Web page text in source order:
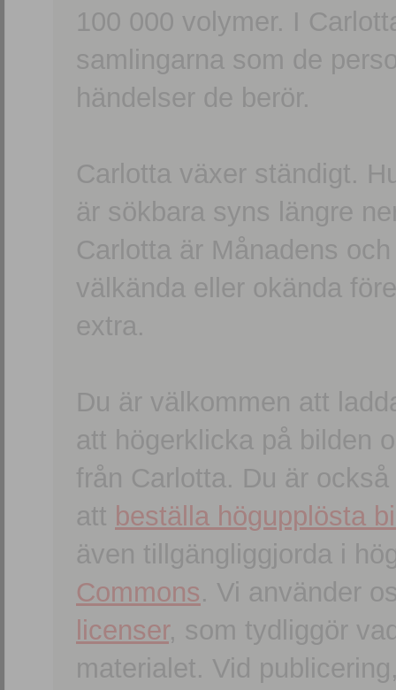
100 000 volymer. I
samlingarna som de
händelser de berör.
Carlotta växer ständigt.
är sökbara syns längre
Carlotta är Månadens
välkända eller okända
extra.
Du är välkommen att
att högerklicka på bilden
från Carlotta. Du är
att beställa högupplösta
även tillgängliggjorda i
Commons. Vi använder
licenser, som tydliggör
materialet. Vid